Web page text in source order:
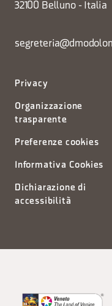
32100 Belluno - Italia
Privacy
Organizzazione
trasparente
Preferenze cookies
Informativa Cookies
Dichiarazione di
accessibilità